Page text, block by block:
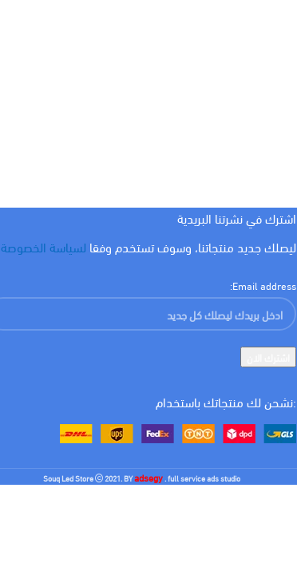
اشترك في نشرتنا البريدية
ليصلك جديد منتجاتنا، وسوف تستخدم وفقا لسياسة الخصوصة
Email address:
:نشحن لك منتجاتك باستخدام
Souq Led Store 2021. BYadsegy. full service ads studio